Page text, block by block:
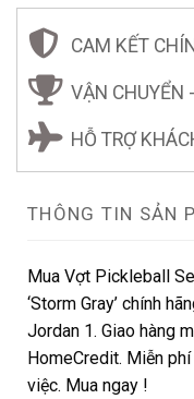
CAM KẾT
VẬN CHUYỂN
HỖ TRỢ
THÔNG TIN SẢN
Mua Vợt Pickleball
‘Storm Gray’ chính
Jordan 1. Giao hàng
HomeCredit. Miễn
việc. Mua ngay !